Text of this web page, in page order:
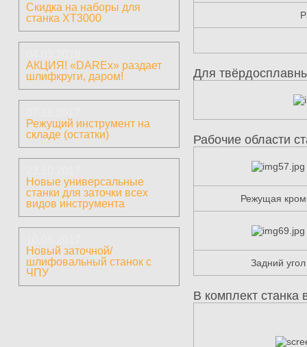
Скидка на наборы для
станка ХТ3000
АКЦИЯ! «DAREx» раздает
шлифкруги, даром!
Режущий инструмент на
складе (остатки)
Новые универсальные
станки для заточки всех
видов инструмента
Новый заточной/
шлифовальный станок с
ЧПУ
Для
Рабочие области
Режущая
Задний угол
В комплект станка